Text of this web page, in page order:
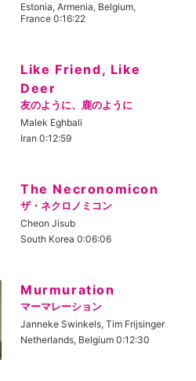
Estonia, Armenia, Belgium,
France 0:16:22
Like Friend, Like
Deer
友のように、鹿のように
Malek Eghbali
Iran 0:12:59
The Necronomicon
ザ・ネクロノミコン
Cheon Jisub
South Korea 0:06:06
Murmuration
マーマレーション
Janneke Swinkels, Tim Frijsinger
Netherlands, Belgium 0:12:30